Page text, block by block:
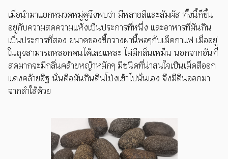
เมื่อนำมาแยกหมวดหมู่ดูจึงพบว่า มีหลายสีและสัมผัส ทั้งนี้ก็ขึ้น
อยู่กับความสดความแห้งเป็นประการที่หนึ่ง และอาหารที่มันกิน
เป็นประการที่สอง ขนาดของขี้กวางผานี้พอๆกับเม็ดกาแฟ เมื่ออยู่
ในถุงสามารถหลอกคนได้เลยแหละ ไม่มีกลิ่นเหม็น นอกจากอันที่
สดมากจะมีกลิ่นคล้ายหญ้าหมักๆ มีชนิดที่น่าสนใจเป็นเม็ดสีออก
แดงคล้ายอิฐ นั่นคือมันกินดินโป่งเข้าไปนั่นเอง จึงมีดินออกมา
จากลำใส้ด้วย